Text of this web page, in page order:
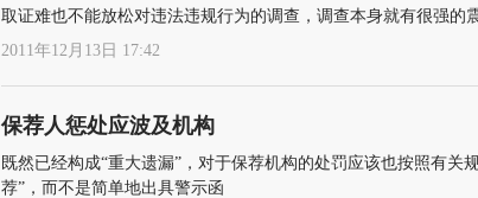
取证难也不能放松对违法违规行为的调查，调查本身就有很强的
2011年12月13日 17:42
保荐人惩处应波及机构
既然已经构成“重大遗漏”，对于保荐机构的处罚应该也按照有关
荐”，而不是简单地出具警示函